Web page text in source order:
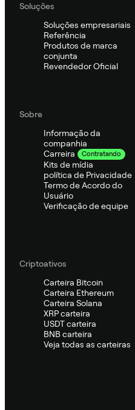
Soluções
Soluções empresariais
Referência
Produtos de marca
conjunta
Revendedor Oficial
Sobre
Informação da
companhia
Carreira
Contratando
Kits de mídia
política de Privacidade
Termo de Acordo do
Usuário
Verificação de equipe
Criptoativos
Carteira Bitcoin
Carteira Ethereum
Carteira Solana
XRP carteira
USDT carteira
BNB carteira
Veja todas as carteiras